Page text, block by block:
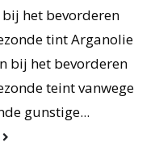
het bevorderen
tint Arganolie
bij het bevorderen
teint vanwege
gunstige...